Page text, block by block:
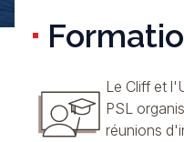
Le Cliff et
PSL
réunions